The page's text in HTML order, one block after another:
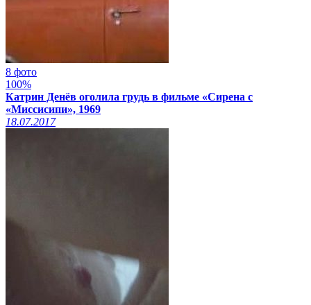
8 фото
100%
Катрин Денёв оголила грудь в фильме «Сирена с
«Миссисипи», 1969
18.07.2017